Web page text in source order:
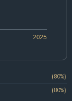
2025
(80%)
(80%)